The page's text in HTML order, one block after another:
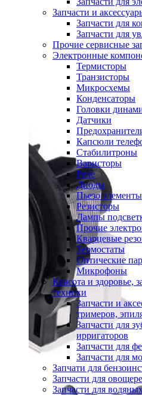
Запчасти и
Запчасти для
Запчасти для
Прочие сервисные
Электронные
Термисторы
Транзисторы
Микросхемы
Конденсаторы
Головки
Датчики
Капсюли
Стабилитроны
Варисторы
Реле
Диоды
Пьезо элементы
Резисторы
Лампы
Прочие
Кварцевые
Термостаты
Оптические
Микрофоны
Красота и здоровье,
техники
Запчасти и
тримеров,
Запчасти для
ирригаторов
Запчасти для
Запчасти для
Запчати для
Запчасти для
Запчасти для